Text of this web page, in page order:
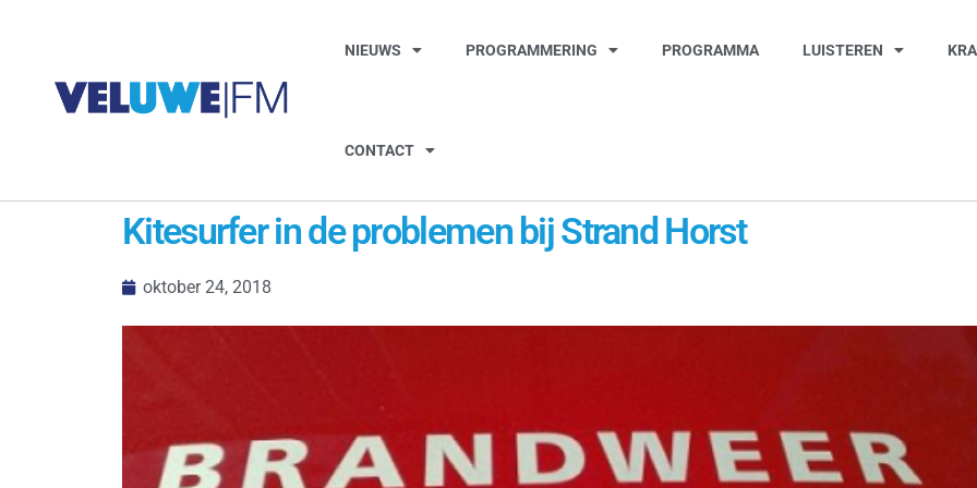
NIEUWS PROGRAMMERING PROGRAMMA LUISTEREN
CONTACT
Kitesurfer in de problemen bij Strand Horst
oktober 24, 2018